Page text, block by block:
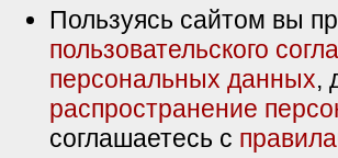
Пользуясь сайтом вы
пользовательского
персональных данных,
распространение
соглашаетесь с